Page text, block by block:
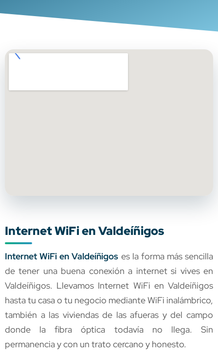
Internet WiFi en Valdeíñigos
Internet WiFi en Valdeíñigos es la forma más sencilla
de tener una buena conexión a internet si vives en
Valdeíñigos. Llevamos Internet WiFi en Valdeíñigos
hasta tu casa o tu negocio mediante WiFi inalámbrico,
también a las viviendas de las afueras y del campo
donde la fibra óptica todavía no llega. Sin
permanencia y con un trato cercano y honesto.